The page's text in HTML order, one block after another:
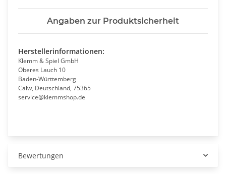
Angaben zur Produktsicherheit
Herstellerinformationen:
Klemm & Spiel GmbH
Oberes Lauch 10
Baden-Württemberg
Calw, Deutschland, 75365
service@klemmshop.de
Bewertungen